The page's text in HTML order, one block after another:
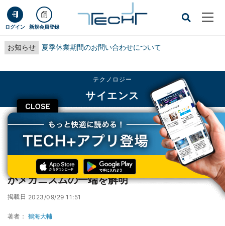
ログイン 新規会員登録
お知らせ 夏季休業期間のお問い合わせについて
CLOSE
テクノロジー
サイエンス
TECH+ テクノロジー
サイエンス
孤独なアリの寿命が短いのはなぜ？ - 産総研がメカニズムの一端を解明
孤独なアリの寿命が短いのはなぜ？ - 産総研
がメカニズムの一端を解明
掲載日 2023/09/29 11:51
著者： 鶴海大輔